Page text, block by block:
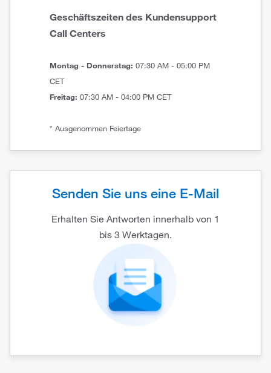
Geschäftszeiten des Kundensupport
Call Centers
Montag - Donnerstag: 07:30 AM - 05:00 PM
CET
Freitag: 07:30 AM - 04:00 PM CET
* Ausgenommen Feiertage
Senden Sie uns eine E-Mail
Erhalten Sie Antworten innerhalb von 1
bis 3 Werktagen.